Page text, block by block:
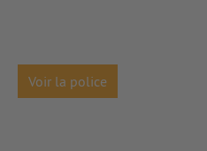
Voir la police